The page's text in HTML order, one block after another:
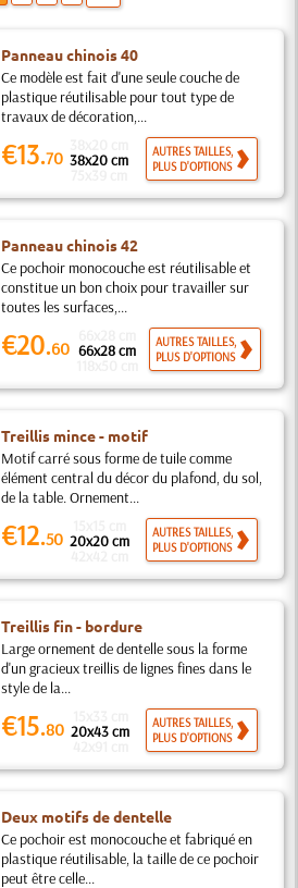
Panneau chinois 40
Ce modèle est fait d'une seule couche de
plastique réutilisable pour tout type de
travaux de décoration,...
€13.70 38x20 cm
AUTRES TAILLES,
PLUS D'OPTIONS
Panneau chinois 42
Ce pochoir monocouche est réutilisable et
constitue un bon choix pour travailler sur
toutes les surfaces,...
€20.60 66x28 cm
AUTRES TAILLES,
PLUS D'OPTIONS
Treillis mince - motif
Motif carré sous forme de tuile comme
élément central du décor du plafond, du sol,
de la table. Ornement...
€12.50 20x20 cm
AUTRES TAILLES,
PLUS D'OPTIONS
Treillis fin - bordure
Large ornement de dentelle sous la forme
d'un gracieux treillis de lignes fines dans le
style de la...
€15.80 20x43 cm
AUTRES TAILLES,
PLUS D'OPTIONS
Deux motifs de dentelle
Ce pochoir est monocouche et fabriqué en
plastique réutilisable, la taille de ce pochoir
peut être celle...